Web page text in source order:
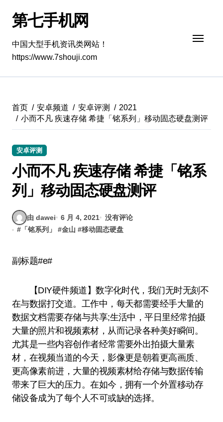
第七手机网
中国大型手机资讯类网站！
https://www.7shouji.com
首页 安卓频道 安卓评测
2021
小而不凡 疾速存储 希捷「铭系列」移动固态硬盘测评
安卓评测
小而不凡 疾速存储 希捷「铭系
列」移动固态硬盘测评
由 dawei 6 月 4, 2021
没有评论
# 「铭系列」 #金山 #移动固态硬盘
副标题#e#
【DIY硬件频道】数字化时代，我们无时无刻不
在与数据打交道。工作中，每天都需要经手大量的
数据文档需要存储与共享;生活中，平日里经常拍摄
大量的照片和视频素材，从而记录各种美好瞬间。
尤其是一些内容创作者经常需要外出拍摄大量素
材，在视频当道的今天，影像更是朝着更高画质、
更高像素前进，大量的视频素材给存储与数据传输
带来了巨大的压力。在如今，拥有一个外置移动存
储设备成为了每个人不可或缺的选择。